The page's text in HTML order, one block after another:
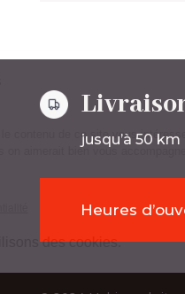
jusqu’à 50 km
Heures